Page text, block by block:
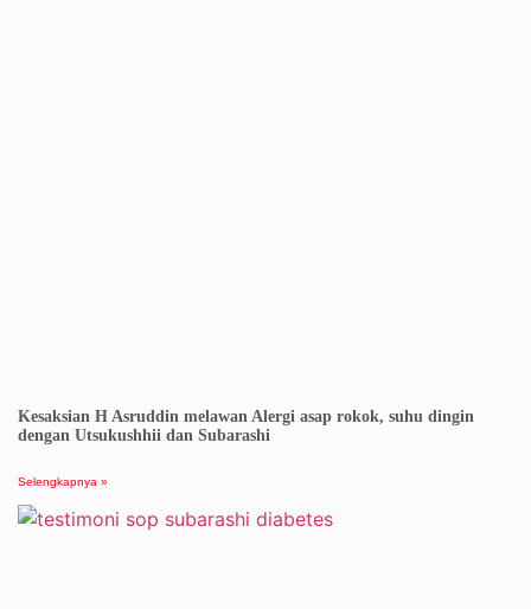
Kesaksian H Asruddin melawan Alergi asap rokok, suhu dingin
dengan Utsukushhii dan Subarashi
Selengkapnya »